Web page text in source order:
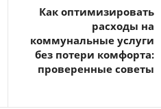
Как оптимизировать
расходы на
коммунальные услуги
без потери комфорта:
проверенные советы